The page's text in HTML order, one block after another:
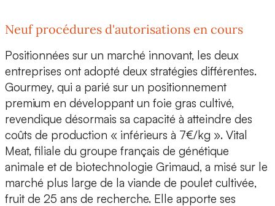
Neuf procédures d'autorisations en cours
Positionnées sur un marché innovant, les deux
entreprises ont adopté deux stratégies différentes.
Gourmey, qui a parié sur un positionnement
premium en développant un foie gras cultivé,
revendique désormais sa capacité à atteindre des
coûts de production « inférieurs à 7€/kg ». Vital
Meat, filiale du groupe français de génétique
animale et de biotechnologie Grimaud, a misé sur le
marché plus large de la viande de poulet cultivée,
fruit de 25 ans de recherche. Elle apporte ses